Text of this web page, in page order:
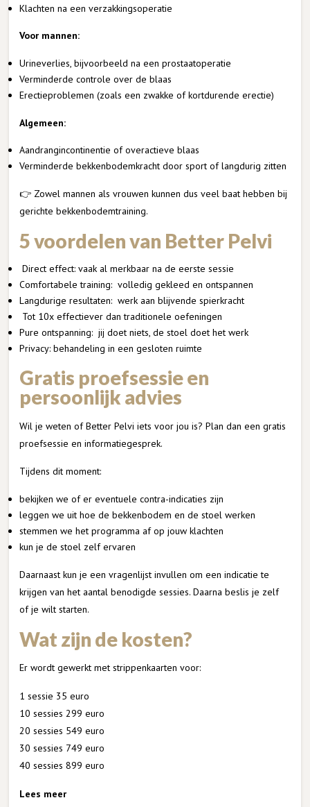
Klachten na een verzakkingsoperatie
Voor mannen:
Urineverlies, bijvoorbeeld na een prostaatoperatie
Verminderde controle over de blaas
Erectieproblemen (zoals een zwakke of kortdurende erectie)
Algemeen:
Aandrangincontinentie of overactieve blaas
Verminderde bekkenbodemkracht door sport of langdurig zitten
👉 Zowel mannen als vrouwen kunnen dus veel baat hebben bij
gerichte bekkenbodemtraining.
5 voordelen van Better Pelvi
Direct effect: vaak al merkbaar na de eerste sessie
Comfortabele training: volledig gekleed en ontspannen
Langdurige resultaten: werk aan blijvende spierkracht
Tot 10x effectiever dan traditionele oefeningen
Pure ontspanning: jij doet niets, de stoel doet het werk
Privacy: behandeling in een gesloten ruimte
Gratis proefsessie en
persoonlijk advies
Wil je weten of Better Pelvi iets voor jou is? Plan dan een gratis
proefsessie en informatiegesprek.
Tijdens dit moment:
bekijken we of er eventuele contra-indicaties zijn
leggen we uit hoe de bekkenbodem en de stoel werken
stemmen we het programma af op jouw klachten
kun je de stoel zelf ervaren
Daarnaast kun je een vragenlijst invullen om een indicatie te
krijgen van het aantal benodigde sessies. Daarna beslis je zelf
of je wilt starten.
Wat zijn de kosten?
Er wordt gewerkt met strippenkaarten voor:
1 sessie 35 euro
10 sessies 299 euro
20 sessies 549 euro
30 sessies 749 euro
40 sessies 899 euro
Lees meer